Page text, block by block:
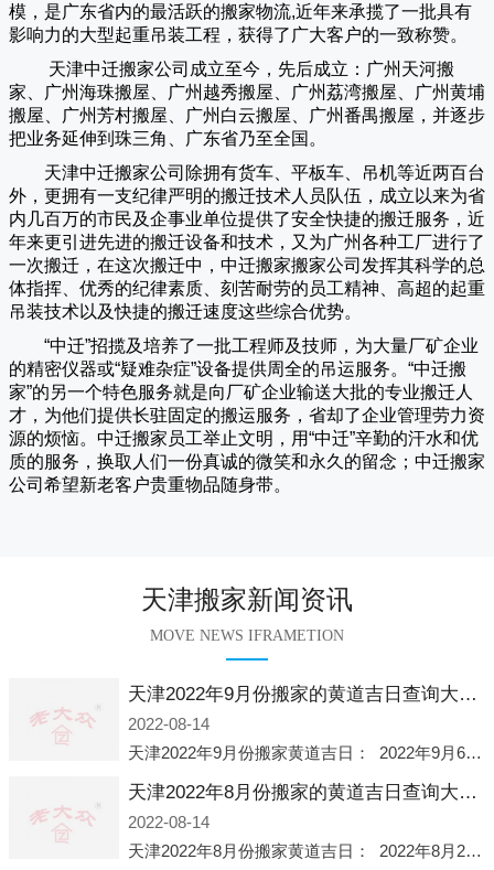
模，是广东省内的最活跃的搬家物流,近年来承揽了一批具有
影响力的大型起重吊装工程，获得了广大客户的一致称赞。
天津中迁搬家公司成立至今，先后成立：广州天河搬
家、广州海珠搬屋、广州越秀搬屋、广州荔湾搬屋、广州黄埔
搬屋、广州芳村搬屋、广州白云搬屋、广州番禺搬屋，并逐步
把业务延伸到珠三角、广东省乃至全国。
天津中迁搬家公司除拥有货车、平板车、吊机等近两百台
外，更拥有一支纪律严明的搬迁技术人员队伍，成立以来为省
内几百万的市民及企事业单位提供了安全快捷的搬迁服务，近
年来更引进先进的搬迁设备和技术，又为广州各种工厂进行了
一次搬迁，在这次搬迁中， 中迁搬家搬家公司发挥其科学的总
体指挥、优秀的纪律素质、刻苦耐劳的员工精神、高超的起重
吊装技术以及快捷的搬迁速度这些综合优势。
“中迁”招揽及培养了一批工程师及技师，为大量厂矿企业
的精密仪器或“疑难杂症”设备提供周全的吊运服务。“中迁搬
家”的另一个特色服务就是向厂矿企业输送大批的专业搬迁人
才，为他们提供长驻固定的搬运服务，省却了企业管理劳力资
源的烦恼。 中迁搬家员工举止文明，用“中迁”辛勤的汗水和优
质的服务，换取人们一份真诚的微笑和永久的留念； 中迁搬家
公司希望新老客户贵重物品随身带。
天津搬家新闻资讯
MOVE NEWS IFRAMETION
天津2022年9月份搬家的黄道吉日查询大全一览表哪天适合搬家好日子
2022-08-14
天津2022年9月份搬家黄道吉日： 2022年9月6日 「星期二」 农历八月十一2022年9月12日 「星期一」 农历八月十七2022年9月16日 「星期五」 农历八月廿一2022年9月2
天津2022年8月份搬家的黄道吉日查询大全一览表哪天适合搬家好日子
2022-08-14
天津2022年8月份搬家黄道吉日： 2022年8月2日 「星期二」 农历七月初五2022年8月6日 「星期六」 农历七月初九2022年8月8日 「星期一」 农历七月十一2022年8月10日 「